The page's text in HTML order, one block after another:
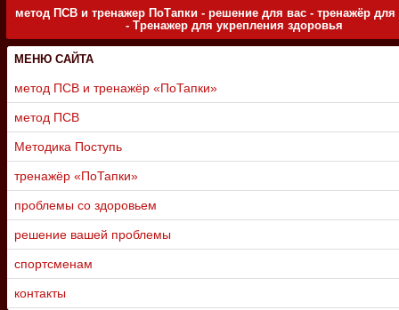
метод ПСВ и тренажер ПоТапки - решение для вас - тренажёр для
- Тренажер для укрепления здоровья
МЕНЮ САЙТА
метод ПСВ и тренажёр «ПоТапки»
метод ПСВ
Методика Поступь
тренажёр «ПоТапки»
проблемы со здоровьем
решение вашей проблемы
спортсменам
контакты